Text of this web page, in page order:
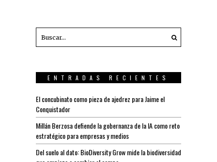
ENTRADAS RECIENTES
El concubinato como pieza de ajedrez para Jaime el
Conquistador
Millán Berzosa defiende la gobernanza de la IA como reto
estratégico para empresas y medios
Del suelo al dato: BioDiversity Grow mide la biodiversidad